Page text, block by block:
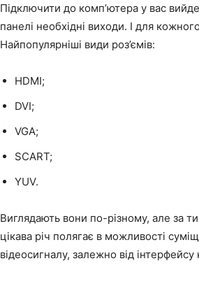
Підключити до комп’ютера у вас
панелі необхідні виходи. І для
Найпопулярніші види роз’ємів:
HDMI;
DVI;
VGA;
SCART;
YUV.
Виглядають вони по-різному, але за
цікава річ полягає в можливості
відеосигналу, залежно від